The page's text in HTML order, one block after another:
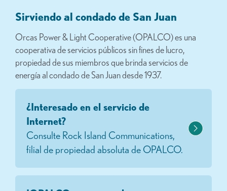
Sirviendo al condado de San Juan
Orcas Power & Light Cooperative (OPALCO) es una
cooperativa de servicios públicos sin fines de lucro,
propiedad de sus miembros que brinda servicios de
energía al condado de San Juan desde 1937.
¿Interesado en el servicio de
Internet?
Consulte Rock Island Communications,
filial de propiedad absoluta de OPALCO.